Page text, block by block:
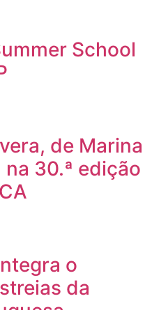
School
de Marina
30.ª edição
o
da